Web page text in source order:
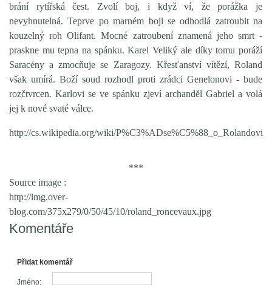
brání rytířská čest. Zvolí boj, i když ví, že porážka je
nevyhnutelná. Teprve po marném boji se odhodlá zatroubit na
kouzelný roh Olifant. Mocné zatroubení znamená jeho smrt -
praskne mu tepna na spánku. Karel Veliký ale díky tomu poráží
Saracény a zmocňuje se Zaragozy. Křesťanství vítězí, Roland
však umírá. Boží soud rozhodl proti zrádci Genelonovi - bude
rozčtvrcen. Karlovi se ve spánku zjeví archanděl Gabriel a volá
jej k nové svaté válce.
http://cs.wikipedia.org/wiki/P%C3%ADse%C5%88_o_Rolandovi
***
Source image :
http://img.over-
blog.com/375x279/0/50/45/10/roland_roncevaux.jpg
Komentáře
Přidat komentář
Jméno: